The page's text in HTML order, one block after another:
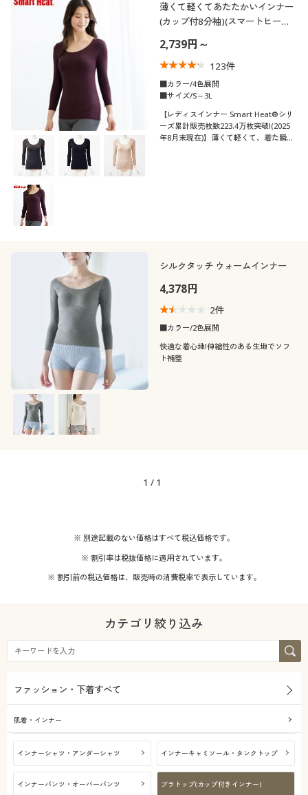
薄くて軽くてあたたかいインナー
(カップ付8分袖)(スマートヒート
2,739円～
123件
■カラー/4色展開
■サイズ/S～3L
【レディスインナー Smart Heat®シリ
ーズ累計販売枚数223.4万枚突破!(2025
年8月末現在)】薄くて軽くて、着た瞬間
シルクタッチ ウォームインナー
4,378円
2件
■カラー/2色展開
快適な着心地!伸縮性のある生地でソフ
ト補整
1 / 1
※ 別途記載のない価格はすべて税込価格です。
※ 割引率は税抜価格に適用されています。
※ 割引前の税込価格は、販売時の消費税率で表示しています。
カテゴリ絞り込み
ファッション・下着すべて
肌着・インナー
インナーシャツ・アンダーシャツ インナーキャミソール・タンクトップ
インナーパンツ・オーバーパンツ ブラトップ(カップ付きインナー)